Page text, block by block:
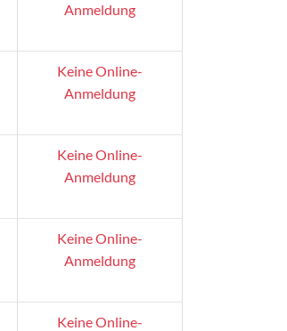
Anmeldung
Keine Online-
Anmeldung
Keine Online-
Anmeldung
Keine Online-
Anmeldung
Keine Online-